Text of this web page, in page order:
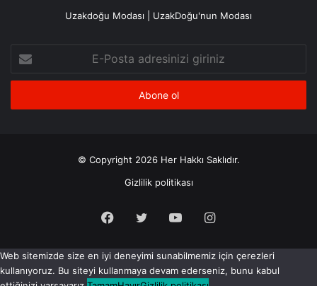
Uzakdoğu Modası | UzakDoğu'nun Modası
Posta
adresinizi
© Copyright 2026 Her Hakkı Saklıdır.
Gizlilik politikası
Facebook
X YouTubeInstagram
Web sitemizde size en iyi deneyimi sunabilmemiz için çerezleri
kullanıyoruz. Bu siteyi kullanmaya devam ederseniz, bunu kabul